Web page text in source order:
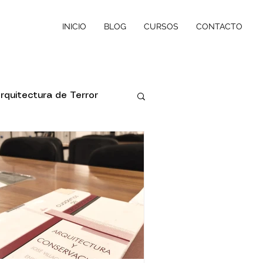
INICIO BLOG CURSOS CONTACTO
de Terror